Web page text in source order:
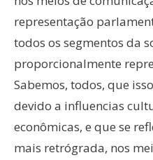
representação
todos os segmentos da
proporcionalmente
Sabemos, todos, que
devido a influencias
econômicas, e que se
mais retrógrada, nos